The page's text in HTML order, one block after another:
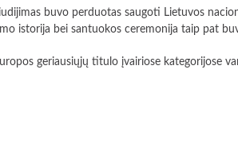
buvo perduotas saugoti Lietuvos
istorija bei santuokos ceremonija taip pat
geriausiųjų titulo įvairiose kategorijose